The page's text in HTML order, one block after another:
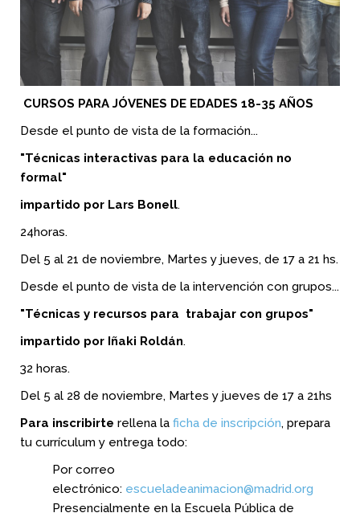
CURSOS PARA JÓVENES DE EDADES 18-35 AÑOS
Desde el punto de vista de la formación...
"Técnicas interactivas para la educación no
formal"
impartido por Lars Bonell.
24horas.
Del 5 al 21 de noviembre, Martes y jueves, de 17 a 21 hs.
Desde el punto de vista de la intervención con grupos...
"Técnicas y recursos para trabajar con grupos"
impartido por Iñaki Roldán.
32 horas.
Del 5 al 28 de noviembre, Martes y jueves de 17 a 21hs
Para inscribirte rellena la ficha de inscripción, prepara
tu currículum y entrega todo:
Por correo
electrónico: escueladeanimacion@madrid.org
Presencialmente en la Escuela Pública de